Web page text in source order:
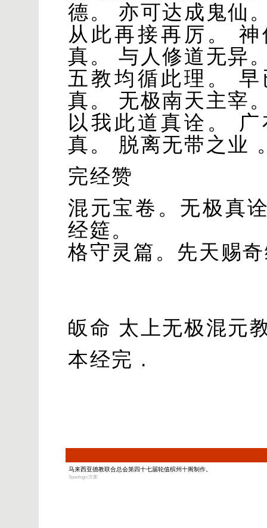
德。 亦可达成鬼仙
从此再接再厉。
真。 与人修道无异
五教均循此理。
真。 无极南天主宰
以我此道真诠。
真。 脱离无带之业
完经赞
混元宝卷。无极真
经筵。
格守灵篇。先天赐
皈命 太上无极混元
本经完 .
马来西亚德教联合总会第四十七届轮值槟州十阁制作。
Spanlogic方案